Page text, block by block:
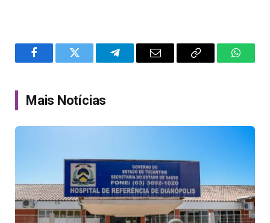
FacebookTwitter TelegramEmail
Copy
Mais Notícias